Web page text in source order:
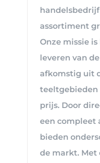
assortiment
Onze missie
leveren van
afkomstig uit
teeltgebieden
prijs. Door
een compleet
bieden
de markt. Met